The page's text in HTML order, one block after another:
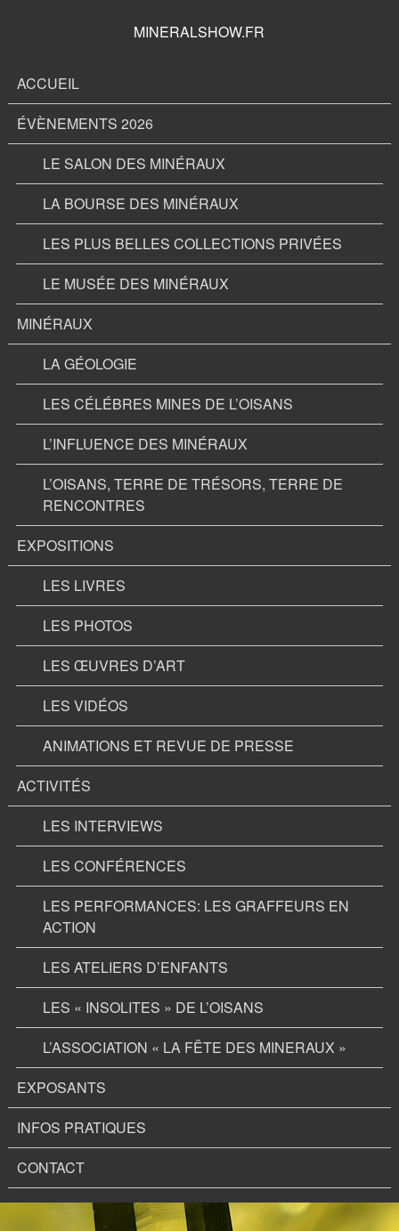
MINERALSHOW.FR
ACCUEIL
ÉVÈNEMENTS 2026
LE SALON DES MINÉRAUX
LA BOURSE DES MINÉRAUX
LES PLUS BELLES COLLECTIONS PRIVÉES
LE MUSÉE DES MINÉRAUX
MINÉRAUX
LA GÉOLOGIE
LES CÉLÉBRES MINES DE L’OISANS
L’INFLUENCE DES MINÉRAUX
L’OISANS, TERRE DE TRÉSORS, TERRE DE
RENCONTRES
EXPOSITIONS
LES LIVRES
LES PHOTOS
LES ŒUVRES D’ART
LES VIDÉOS
ANIMATIONS ET REVUE DE PRESSE
ACTIVITÉS
LES INTERVIEWS
LES CONFÉRENCES
LES PERFORMANCES: LES GRAFFEURS EN
ACTION
LES ATELIERS D’ENFANTS
LES « INSOLITES » DE L’OISANS
L’ASSOCIATION « LA FÊTE DES MINERAUX »
EXPOSANTS
INFOS PRATIQUES
CONTACT